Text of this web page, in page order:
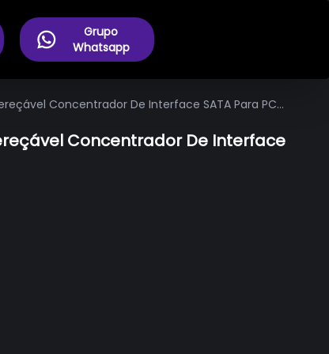
Grupo
Whatsapp
Concentrador De Interface SATA Para PC
Concentrador De Interface